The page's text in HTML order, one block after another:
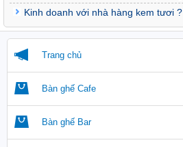
Kinh doanh với nhà hàng kem tươi ?
Trang chủ
Bàn ghế Cafe
Bàn ghế Bar